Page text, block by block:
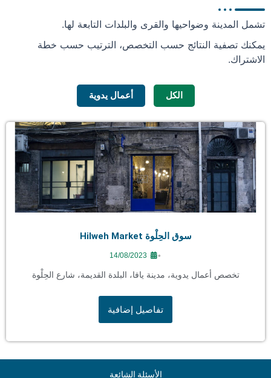
تشمل المدينة وضواحيها والقرى والبلدات التابعة لها.
يمكنك تصفية النتائج حسب التخصص، الترتيب حسب خطة
الاشتراك.
الكل أعمال يدوية
سوق الحِلْوة Hilweh Market
•
14/08/2023
تخصص أعمال يدوية، مدينة يافا، البلدة القديمة، شارع الحِلْوة
تفاصيل إضافية
الأسئلة الشائعة